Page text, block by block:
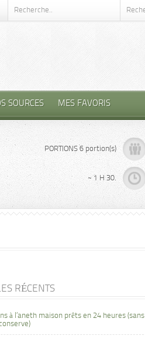
SOURCES MES FAVORIS
PORTIONS 6 portion(s)
~ 1 H 30.
RÉCENTS
à l’aneth maison prêts en 24 heures (sans